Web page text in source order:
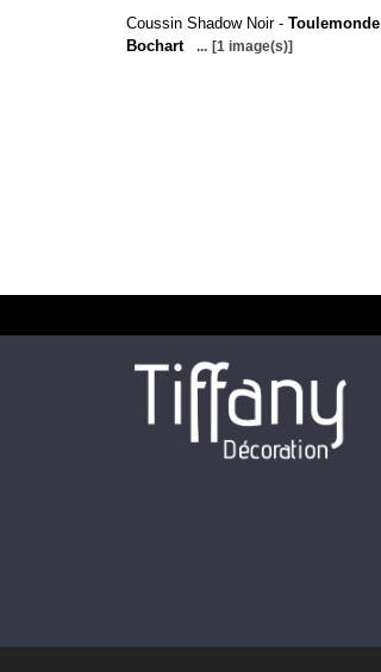
Coussin Shadow Noir - Toulemonde
Bochart
... [1 image(s)]